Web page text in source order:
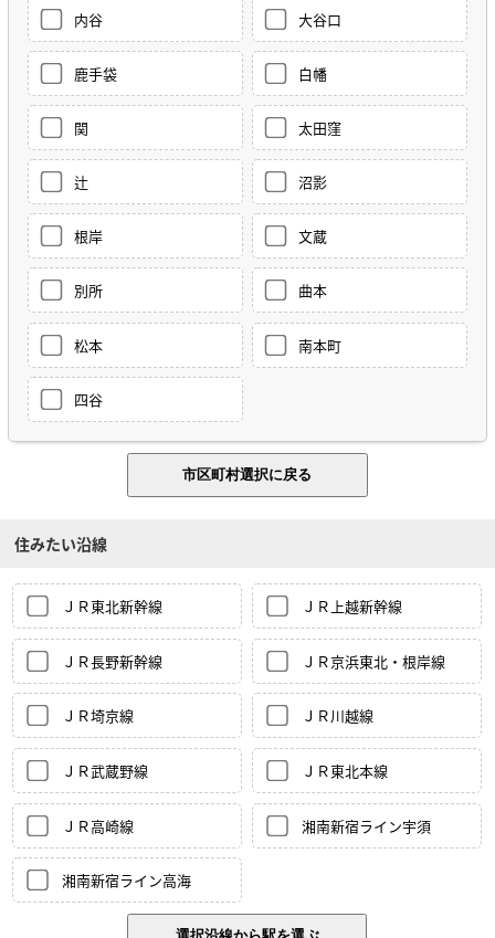
内谷 大谷口
鹿手袋 白幡
関 太田窪
辻 沼影
根岸 文蔵
別所 曲本
松本 南本町
四谷
住みたい沿線
ＪＲ東北新幹線 ＪＲ上越新幹線
ＪＲ長野新幹線 ＪＲ京浜東北・根岸線
ＪＲ埼京線 ＪＲ川越線
ＪＲ武蔵野線 ＪＲ東北本線
ＪＲ高崎線 湘南新宿ライン宇須
湘南新宿ライン高海